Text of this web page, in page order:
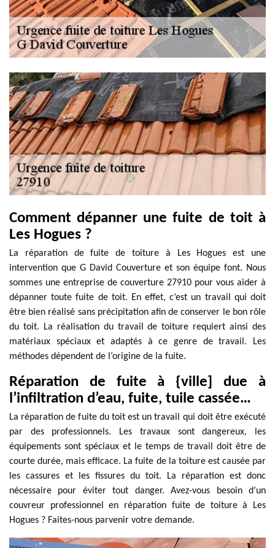
Comment dépanner une fuite de toit à
Les Hogues ?
La réparation de fuite de toiture à Les Hogues est une
intervention que G David Couverture et son équipe font. Nous
sommes une entreprise de couverture 27910 pour vous aider à
dépanner toute fuite de toit. En effet, c’est un travail qui doit
être bien réalisé sans précipitation afin de conserver le bon rôle
du toit. La réalisation du travail de toiture requiert ainsi des
matériaux spéciaux et adaptés à ce genre de travail. Les
méthodes dépendent de l’origine de la fuite.
Réparation de fuite à {ville] due à
l’infiltration d’eau, fuite, tuile cassée…
La réparation de fuite du toit est un travail qui doit être exécuté
par des professionnels. Les travaux sont dangereux, les
équipements sont spéciaux et le temps de travail doit être de
courte durée, mais efficace. La fuite de la toiture est causée par
les cassures et les fissures du toit. La réparation est donc
nécessaire pour éviter tout danger. Avez-vous besoin d’un
couvreur professionnel en réparation fuite de toiture à Les
Hogues ? Faites-nous parvenir votre demande.